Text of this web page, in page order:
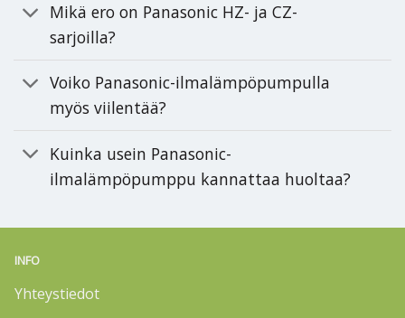
Mikä ero on Panasonic HZ- ja CZ-
sarjoilla?
Voiko Panasonic-ilmalämpöpumpulla
myös viilentää?
Kuinka usein Panasonic-
ilmalämpöpumppu kannattaa huoltaa?
INFO
Yhteystiedot